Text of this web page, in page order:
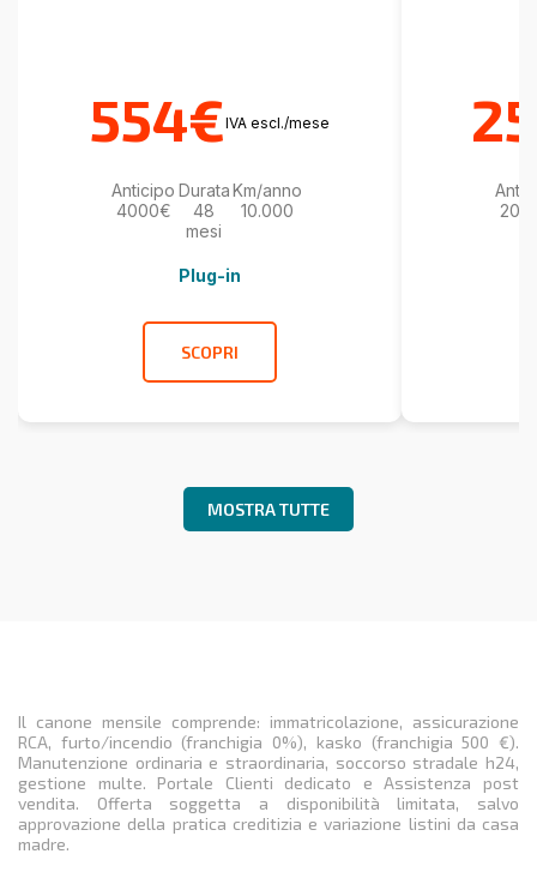
554€IVA escl./mese
Anticipo
4000€
Durata
48
mesi
Km/anno
10.000
Plug-in
SCOPRI
MOSTRA TUTTE
Il canone mensile comprende: immatricolazione, assicurazione
RCA, furto/incendio (franchigia 0%), kasko (franchigia 500 €).
Manutenzione ordinaria e straordinaria, soccorso stradale h24,
gestione multe. Portale Clienti dedicato e Assistenza post
vendita. Offerta soggetta a disponibilità limitata, salvo
approvazione della pratica creditizia e variazione listini da casa
madre.